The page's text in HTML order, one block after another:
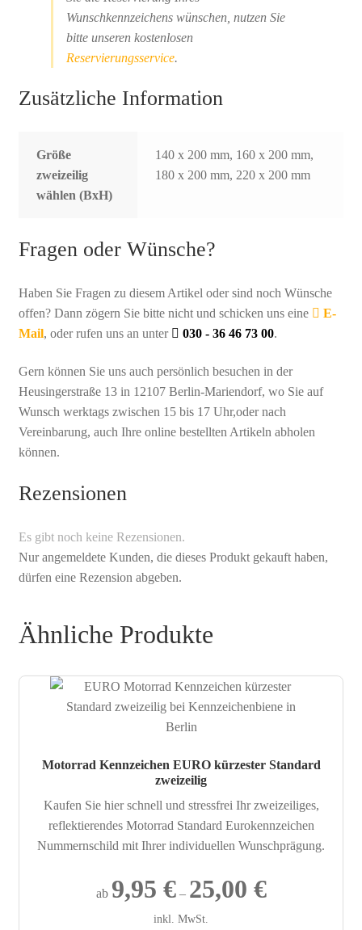
Wunschkennzeichens wünschen, nutzen Sie
bitte unseren kostenlosen
Reservierungsservice.
Zusätzliche Information
Größe
zweizeilig
wählen (BxH)
140 x 200 mm, 160 x 200 mm,
180 x 200 mm, 220 x 200 mm
Fragen oder Wünsche?
Haben Sie Fragen zu diesem Artikel oder sind noch Wünsche
offen? Dann zögern Sie bitte nicht und schicken uns eine
E-
Mail, oder rufen uns an unter 030 - 36 46 73 00.
Gern können Sie uns auch persönlich besuchen in der
Heusingerstraße 13 in 12107 Berlin-Mariendorf, wo Sie auf
Wunsch werktags zwischen 15 bis 17 Uhr,oder nach
Vereinbarung, auch Ihre online bestellten Artikeln abholen
können.
Rezensionen
Es gibt noch keine Rezensionen.
Nur angemeldete Kunden, die dieses Produkt gekauft haben,
dürfen eine Rezension abgeben.
Ähnliche Produkte
Motorrad Kennzeichen EURO kürzester Standard
zweizeilig
Kaufen Sie hier schnell und stressfrei Ihr zweizeiliges,
reflektierendes Motorrad Standard Eurokennzeichen
Nummernschild mit Ihrer individuellen Wunschprägung.
ab 9,95 €– 25,00 €
inkl. MwSt.